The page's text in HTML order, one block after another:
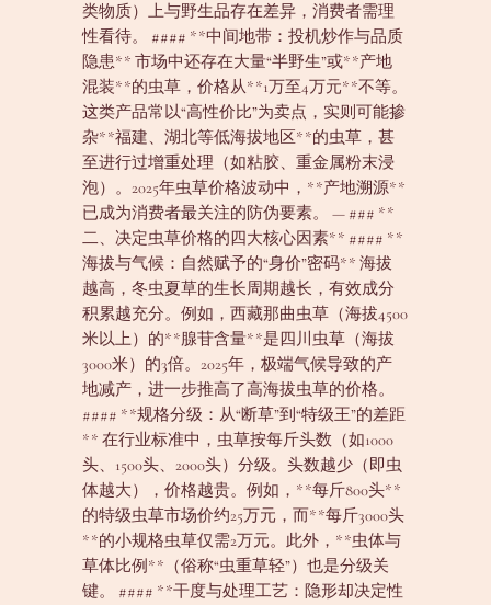
类物质）上与野生品存在差异，消费者需理
性看待。 #### **中间地带：投机炒作与品质
隐患** 市场中还存在大量“半野生”或**产地
混装**的虫草，价格从**1万至4万元**不等。
这类产品常以“高性价比”为卖点，实则可能掺
杂**福建、湖北等低海拔地区**的虫草，甚
至进行过增重处理（如粘胶、重金属粉末浸
泡）。2025年虫草价格波动中，**产地溯源**
已成为消费者最关注的防伪要素。 — ### **
二、决定虫草价格的四大核心因素** #### **
海拔与气候：自然赋予的“身价”密码** 海拔
越高，冬虫夏草的生长周期越长，有效成分
积累越充分。例如，西藏那曲虫草（海拔4500
米以上）的**腺苷含量**是四川虫草（海拔
3000米）的3倍。2025年，极端气候导致的产
地减产，进一步推高了高海拔虫草的价格。
#### **规格分级：从“断草”到“特级王”的差距
** 在行业标准中，虫草按每斤头数（如1000
头、1500头、2000头）分级。头数越少（即虫
体越大），价格越贵。例如，**每斤800头**
的特级虫草市场价约25万元，而**每斤3000头
**的小规格虫草仅需2万元。此外，**虫体与
草体比例**（俗称“虫重草轻”）也是分级关
键。 #### **干度与处理工艺：隐形却决定性